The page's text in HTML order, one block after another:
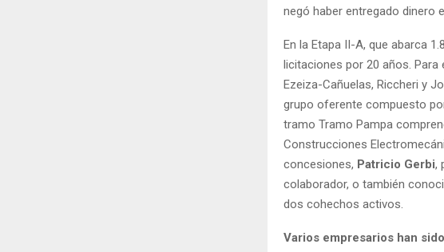
negó haber entregado dinero
En la Etapa II-A, que abarca
licitaciones por 20 años.
Ezeiza-Cañuelas, Riccheri y
grupo oferente compuesto
tramo Tramo Pampa
Construcciones
concesiones, Patricio Gerbi,
colaborador, o también
dos cohechos activos.
Varios empresarios han